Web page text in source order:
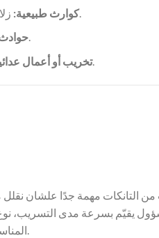
كوارث طبيعية:زلازل، أعاصير، أو فيضانات ممكن تبوّظ أماكن التخزين أو النقل.
زي التصادم بين ناقلات الزيت أو عربيات النقل أو القطارات.
تخريب أو أعمالزي تكسير أو حرق متعمد لمنشآت التخزين والنقل.
من التانكات مهمة جدًا علشان
يقيّم بسرعة مدى التسريب، نوع
المناسبة زي الحواجز والعوامات علشان يمنعوا الزيت من الانتشار أكتر.